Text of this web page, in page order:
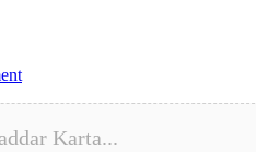
Karta...